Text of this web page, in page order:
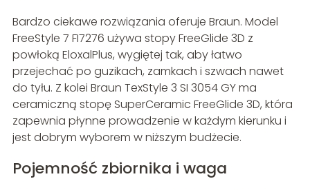
Bardzo ciekawe rozwiązania oferuje Braun. Model
FreeStyle 7 FI7276 używa stopy FreeGlide 3D z
powłoką EloxalPlus, wygiętej tak, aby łatwo
przejechać po guzikach, zamkach i szwach nawet
do tyłu. Z kolei Braun TexStyle 3 SI 3054 GY ma
ceramiczną stopę SuperCeramic FreeGlide 3D, która
zapewnia płynne prowadzenie w każdym kierunku i
jest dobrym wyborem w niższym budżecie.
Pojemność zbiornika i waga